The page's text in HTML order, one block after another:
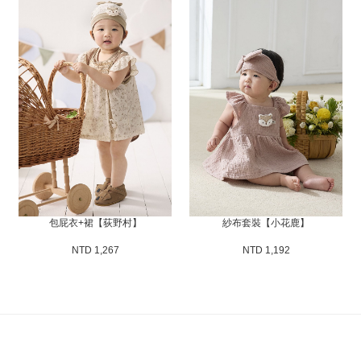
包屁衣+裙【荻野村】
NTD 1,267
紗布套裝【小花鹿】
NTD 1,192